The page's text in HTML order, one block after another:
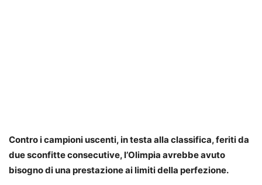
Contro i campioni uscenti, in testa alla classifica, feriti da
due sconfitte consecutive, l’Olimpia avrebbe avuto
bisogno di una prestazione ai limiti della perfezione.